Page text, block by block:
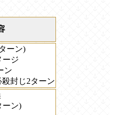
ーン)
ージ
ン
封じ2ターン
ーン)